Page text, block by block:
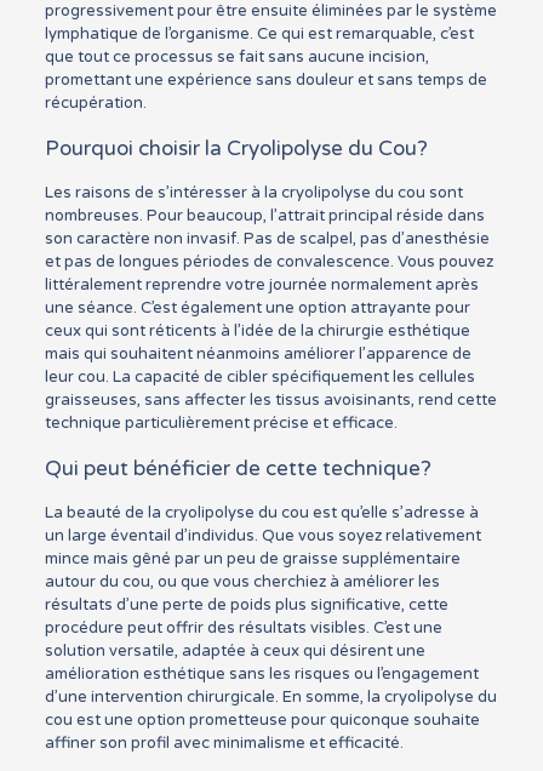
progressivement pour être ensuite éliminées par le système
lymphatique de l’organisme. Ce qui est remarquable, c’est
que tout ce processus se fait sans aucune incision,
promettant une expérience sans douleur et sans temps de
récupération.
Pourquoi choisir la Cryolipolyse du Cou?
Les raisons de s’intéresser à la cryolipolyse du cou sont
nombreuses. Pour beaucoup, l’attrait principal réside dans
son caractère non invasif. Pas de scalpel, pas d’anesthésie
et pas de longues périodes de convalescence. Vous pouvez
littéralement reprendre votre journée normalement après
une séance. C’est également une option attrayante pour
ceux qui sont réticents à l’idée de la chirurgie esthétique
mais qui souhaitent néanmoins améliorer l’apparence de
leur cou. La capacité de cibler spécifiquement les cellules
graisseuses, sans affecter les tissus avoisinants, rend cette
technique particulièrement précise et efficace.
Qui peut bénéficier de cette technique?
La beauté de la cryolipolyse du cou est qu’elle s’adresse à
un large éventail d’individus. Que vous soyez relativement
mince mais gêné par un peu de graisse supplémentaire
autour du cou, ou que vous cherchiez à améliorer les
résultats d’une perte de poids plus significative, cette
procédure peut offrir des résultats visibles. C’est une
solution versatile, adaptée à ceux qui désirent une
amélioration esthétique sans les risques ou l’engagement
d’une intervention chirurgicale. En somme, la cryolipolyse du
cou est une option prometteuse pour quiconque souhaite
affiner son profil avec minimalisme et efficacité.